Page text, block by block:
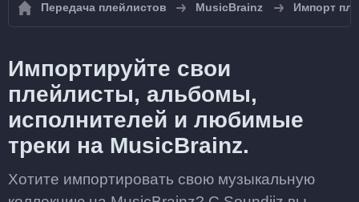
Передача плейлистов MusicBrainz Импорт
Импортируйте свои
плейлисты, альбомы,
исполнителей и любимые
треки на MusicBrainz.
Хотите импортировать свою музыкальную